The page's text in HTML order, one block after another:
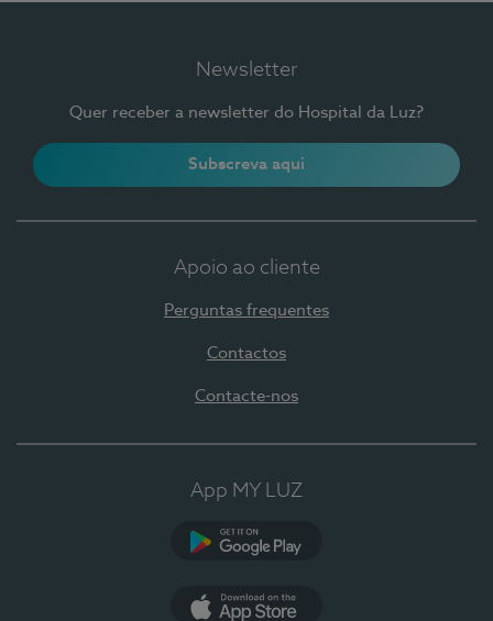
Newsletter
Quer receber a newsletter do Hospital da Luz?
Subscreva aqui
Apoio ao cliente
Perguntas frequentes
Contactos
Contacte-nos
App MY LUZ